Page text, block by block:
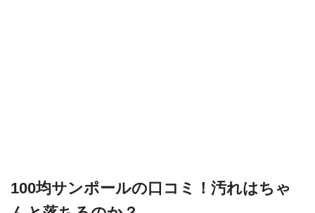
100均サンポールの口コミ！汚れはちゃ